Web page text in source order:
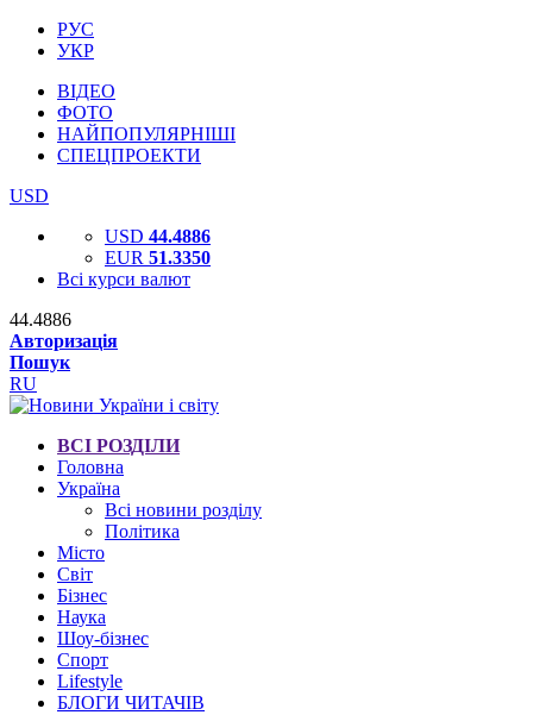
РУС
УКР
ВІДЕО
ФОТО
НАЙПОПУЛЯРНІШІ
СПЕЦПРОЕКТИ
USD
USD 44.4886
EUR 51.3350
Всі курси валют
44.4886
Авторизація
Пошук
RU
ВСІ РОЗДІЛИ
Головна
Україна
Всі новини розділу
Політика
Місто
Світ
Бізнес
Наука
Шоу-бізнес
Спорт
Lifestyle
БЛОГИ ЧИТАЧІВ